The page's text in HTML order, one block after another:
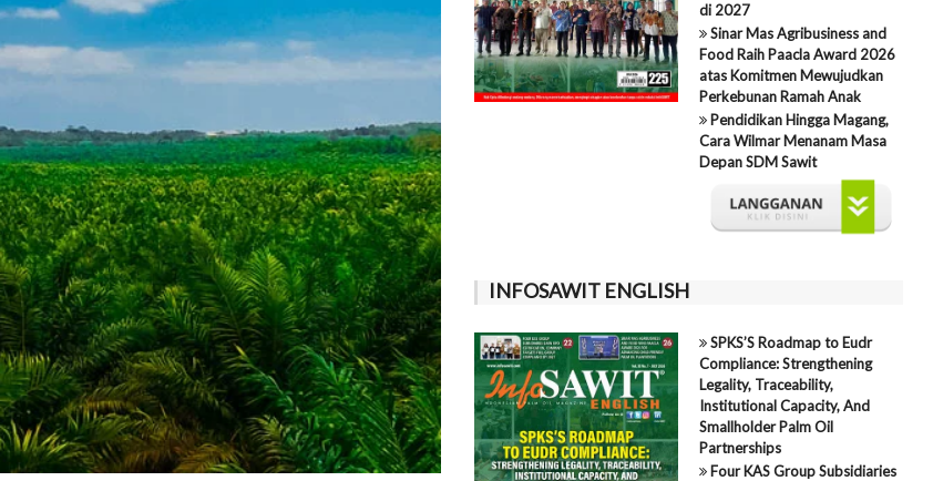
di 2027
Sinar Mas Agribusiness and
Food Raih Paacla Award 2026
atas Komitmen Mewujudkan
Perkebunan Ramah Anak
Pendidikan Hingga Magang,
Cara Wilmar Menanam Masa
Depan SDM Sawit
INFOSAWIT ENGLISH
SPKS’S Roadmap to Eudr
Compliance: Strengthening
Legality, Traceability,
Institutional Capacity, And
Smallholder Palm Oil
Partnerships
Four KAS Group Subsidiaries